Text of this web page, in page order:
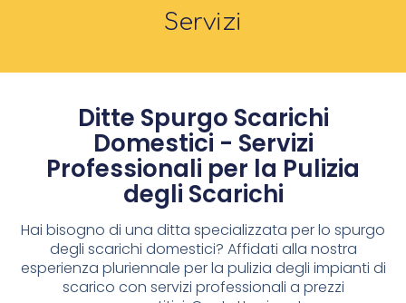
Servizi
Ditte Spurgo Scarichi
Domestici - Servizi
Professionali per la Pulizia
degli Scarichi
Hai bisogno di una ditta specializzata per lo spurgo
degli scarichi domestici? Affidati alla nostra
esperienza pluriennale per la pulizia degli impianti di
scarico con servizi professionali a prezzi